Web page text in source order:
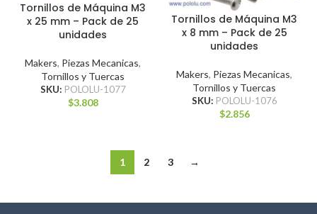
Tornillos de Máquina M3
x 25 mm – Pack de 25
unidades
Makers, Piezas Mecanicas,
Tornillos y Tuercas
SKU: POLOLU-1077
$3.808
Tornillos de Máquina M3
x 8 mm – Pack de 25
unidades
Makers, Piezas Mecanicas,
Tornillos y Tuercas
SKU: POLOLU-1076
$2.856
1 2 3 →